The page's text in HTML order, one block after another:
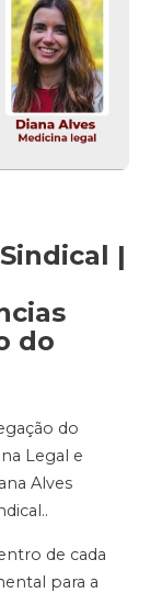
|
do
do
Legal e
Alves
de cada
para a